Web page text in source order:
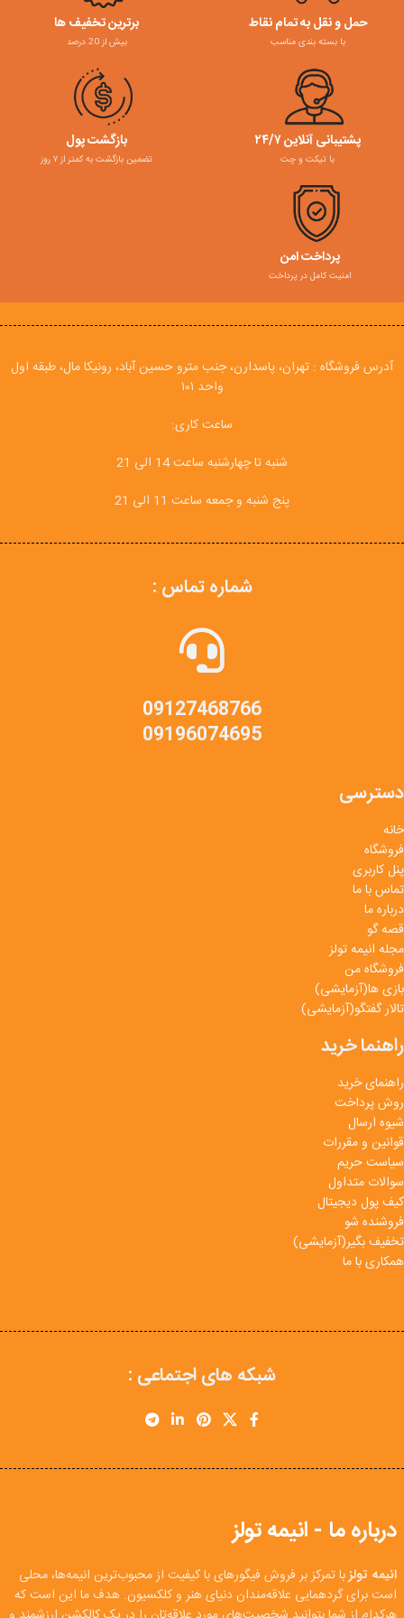
حمل و نقل به تمام نقاط
با بسته بندی مناسب
برترین تخفیف ها
بیش از 20 درصد
پشتیبانی آنلاین ۲۴/۷
با تیکت و چت
بازگشت پول
تضمین بازگشت به کمتر از ۷ روز
پرداخت امن
امنیت کامل در پرداخت
آدرس فروشگاه : تهران، پاسدارن، جنب مترو حسین آباد، رونیکا مال، طبقه اول
واحد ۱۰۱
ساعت کاری:
شنبه تا چهارشنبه ساعت 14 الی 21
پنج شنبه و جمعه ساعت 11 الی 21
شماره تماس :
09127468766
09196074695
دسترسی
خانه
فروشگاه
پنل کاربری
تماس با ما
درباره ما
قصه گو
مجله انیمه تولز
فروشگاه من
بازی ها(آزمایشی)
تالار گفتگو(آزمایشی)
راهنما خرید
راهنمای خرید
روش پرداخت
شیوه ارسال
قوانین و مقررات
سیاست حریم
سوالات متداول
کیف پول دیجیتال
فروشنده شو
تخفیف بگیر(آزمایشی)
همکاری با ما
شبکه های اجتماعی :
درباره ما - انیمه تولز
انیمه تولزبا تمرکز بر فروش فیگورهای با کیفیت از محبوب‌ترین انیمه‌ها، محلی
است برای گردهمایی علاقه‌مندان دنیای هنر و کلکسیون. هدف ما این است که